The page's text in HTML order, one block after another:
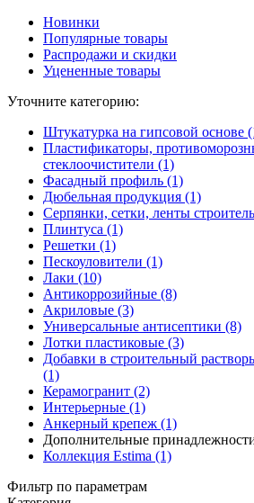
Новинки
Популярные товары
Распродажи и скидки
Уцененные товары
Уточните категорию:
Штукатурка на гипсовой основе
Пластификаторы,
стеклоочистители (1)
Фасадный профиль (1)
Дюбельная продукция (1)
Серпянки, сетки, ленты
Плинтуса (1)
Решетки (1)
Пескоуловители (1)
Лаки (10)
Антикоррозийные (8)
Акриловые (3)
Универсальные антисептики (8)
Лотки пластиковые (3)
Добавки в строительный
(1)
Керамогранит (2)
Интерьерные (1)
Анкерный крепеж (1)
Дополнительные
Коллекция Estima (1)
Фильтр по параметрам